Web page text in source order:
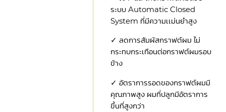
ระบบ Automatic Closed
System ที่มีความเเม่นยำสูง
✓ ลดการสัมผัสกราฟต์ผม ไม่
กระทบกระเทือนต่อกราฟต์ผมรอบ
ข้าง
✓ อัตราการรอดของกราฟต์ผมมี
คุณภาพสูง ผมที่ปลูกมีอัตราการ
ขึ้นที่สูงกว่า